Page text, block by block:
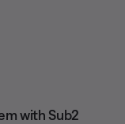
with Sub2